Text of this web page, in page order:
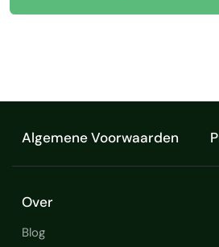
Algemene Voorwaarden
Over
Blog